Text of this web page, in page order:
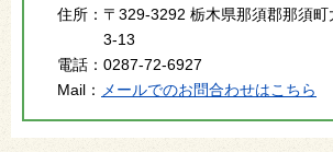
住所： 〒329-3292 栃木県那須郡那須町
3-13
電話： 0287-72-6927
Mail：
メールでのお問合わせはこちら